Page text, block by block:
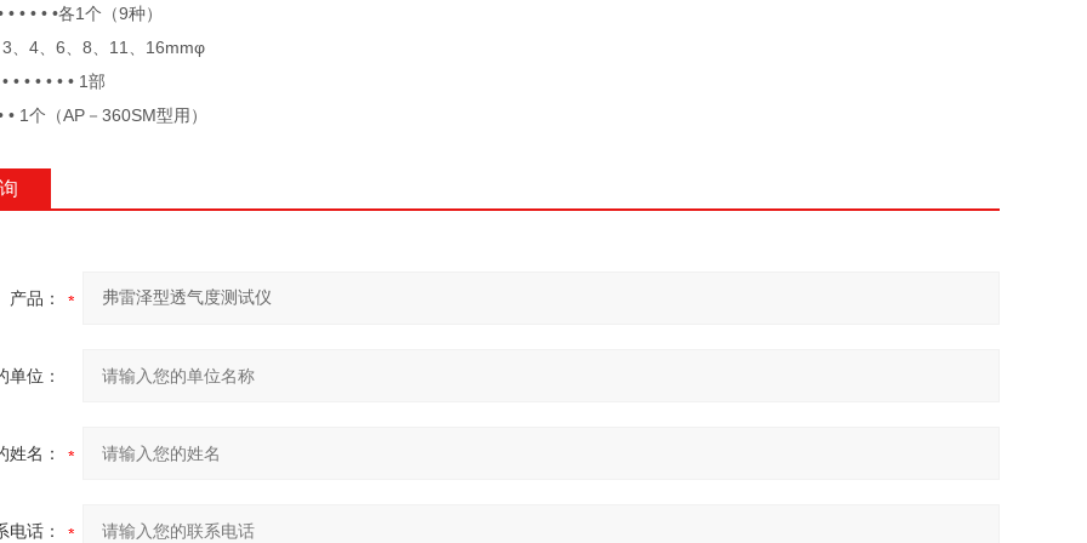
• • • •各1个（9种）
、4、6、8、11、16mmφ
• • • • • • 1部
• 1个（AP－360SM型用）
产品：
单位：
姓名：
电话：